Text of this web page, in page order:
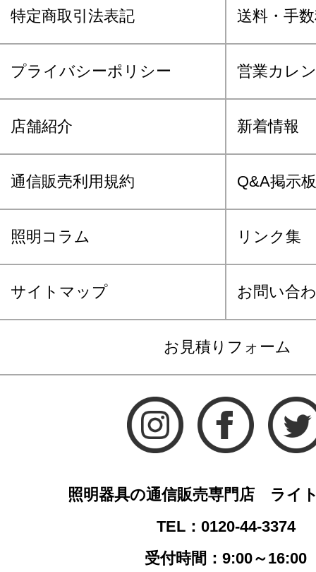
特定商取引法表記 送料・手
プライバシーポリシー 営業カレ
店舗紹介 新着情報
通信販売利用規約 Q&A掲示板
照明コラム リンク集
サイトマップ お問い合
お見積りフォーム
照明器具の通信販売専門店 ライ
TEL：0120-44-3374
受付時間：9:00～16:00